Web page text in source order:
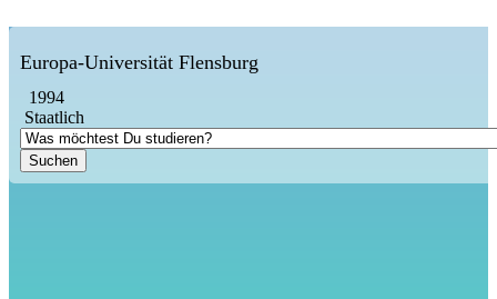
Europa-Universität Flensburg
1994
Staatlich